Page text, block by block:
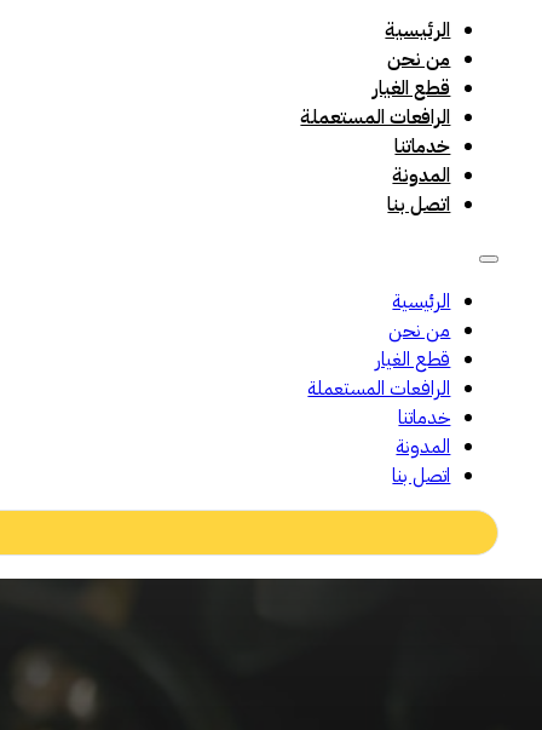
الرئيسية
من نحن
قطع الغيار
الرافعات المستعملة
خدماتنا
المدونة
اتصل بنا
الرئيسية
من نحن
قطع الغيار
الرافعات المستعملة
خدماتنا
المدونة
اتصل بنا
Search
...